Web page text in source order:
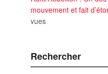
mouvement et fait
vues
Rechercher